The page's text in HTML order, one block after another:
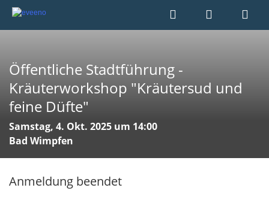
Öffentliche Stadtführung -
Kräuterworkshop "Kräutersud und
feine Düfte"
Samstag, 4. Okt. 2025 um 14:00
Bad Wimpfen
Anmeldung beendet